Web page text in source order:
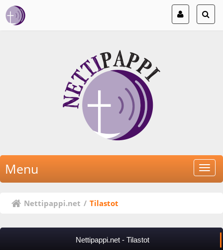
Menu
Nettipappi.net / Tilastot
Nettipappi.net - Tilastot